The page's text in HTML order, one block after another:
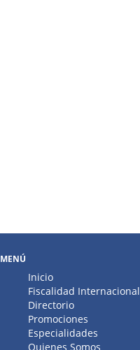
MENÚ
Inicio
Fiscalidad Internacional
Directorio
Promociones
Especialidades
Quienes Somos